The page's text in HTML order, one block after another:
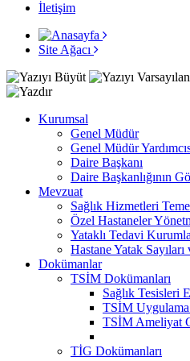
İletişim
Site Ağacı
Kurumsal
Genel Müdür
Genel Müdür
Daire Başkanı
Daire Başkanlığının
Mevzuat
Sağlık Hizmetleri
Özel Hastaneler
Yataklı Tedavi
Hastane Yatak
Dokümanlar
TSİM Dokümanları
Sağlık Tesisleri
TSİM
TSİM Ameliyat
TİG Dokümanları